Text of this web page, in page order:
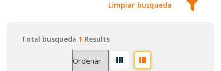
Limpiar busqueda
Total busqueda 1 Results